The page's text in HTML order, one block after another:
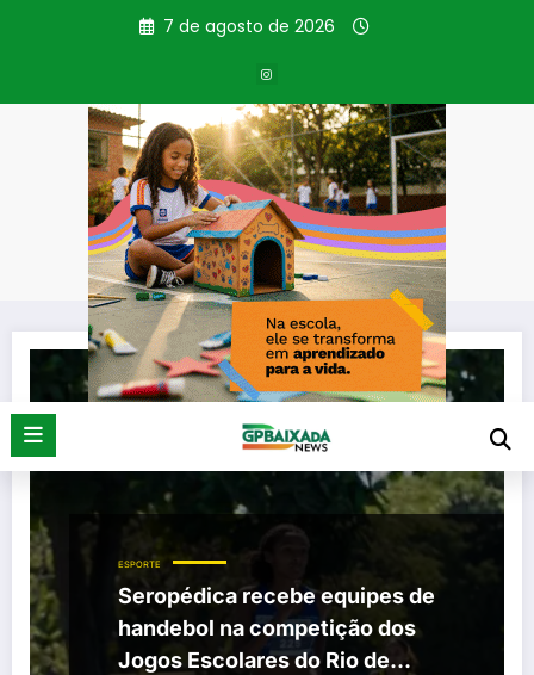
7 de agosto de 2026
Tag: Feerj
Página inicial Feerj
ESPORTE
Seropédica recebe equipes de
handebol na competição dos
Jogos Escolares do Rio de